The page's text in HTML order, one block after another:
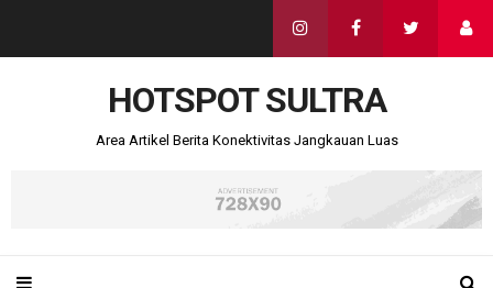
HOTSPOT SULTRA
Area Artikel Berita Konektivitas Jangkauan Luas